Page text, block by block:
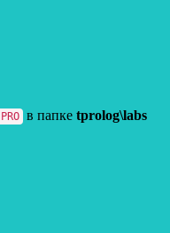
в папке tprolog\labs